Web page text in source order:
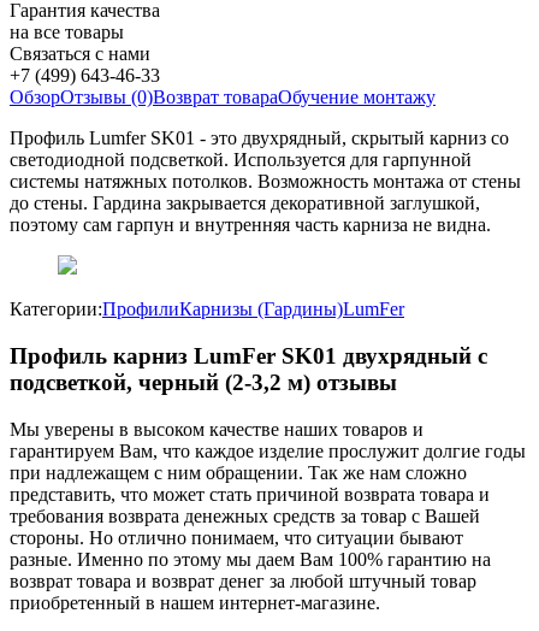
Гарантия качества
на все товары
Связаться с нами
+7 (499) 643-46-33
ОбзорОтзывы (0)Возврат товараОбучение монтажу
Профиль Lumfer SK01 - это двухрядный, скрытый карниз со
светодиодной подсветкой. Используется для гарпунной
системы натяжных потолков. Возможность монтажа от стены
до стены. Гардина закрывается декоративной заглушкой,
поэтому сам гарпун и внутренняя часть карниза не видна.
Категории:ПрофилиКарнизы (Гардины)LumFer
Профиль карниз LumFer SK01 двухрядный с
подсветкой, черный (2-3,2 м) отзывы
Мы уверены в высоком качестве наших товаров и
гарантируем Вам, что каждое изделие прослужит долгие годы
при надлежащем с ним обращении. Так же нам сложно
представить, что может стать причиной возврата товара и
требования возврата денежных средств за товар с Вашей
стороны. Но отлично понимаем, что ситуации бывают
разные. Именно по этому мы даем Вам 100% гарантию на
возврат товара и возврат денег за любой штучный товар
приобретенный в нашем интернет-магазине.